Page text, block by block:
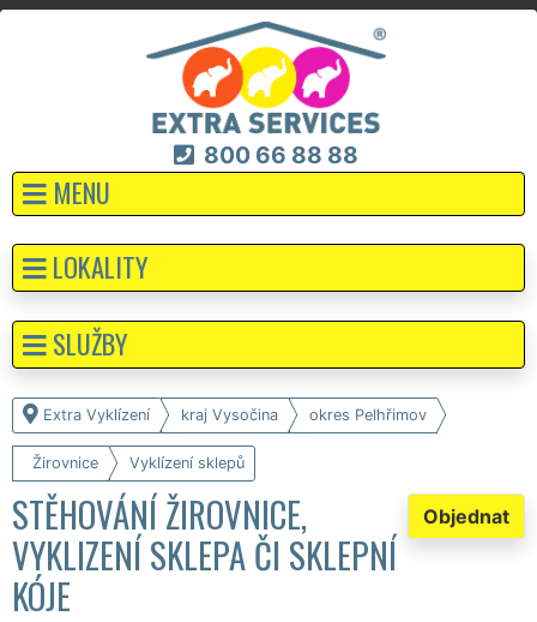
800 66 88 88
MENU
Extra Vyklízení kraj Vysočina okres Pelhřimov
Žirovnice Vyklízení sklepů
Objednat
STĚHOVÁNÍ ŽIROVNICE,
VYKLIZENÍ SKLEPA ČI SKLEPNÍ
KÓJE
LOKALITY
SLUŽBY